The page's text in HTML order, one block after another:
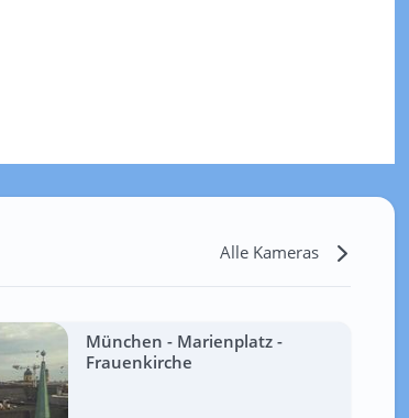
Alle Kameras
München - Marienplatz -
Frauenkirche